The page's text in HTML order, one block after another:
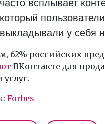
часто всплывает
который
выкладывали у себя
62% российских
ВКонтакте для
услуг.
Forbes